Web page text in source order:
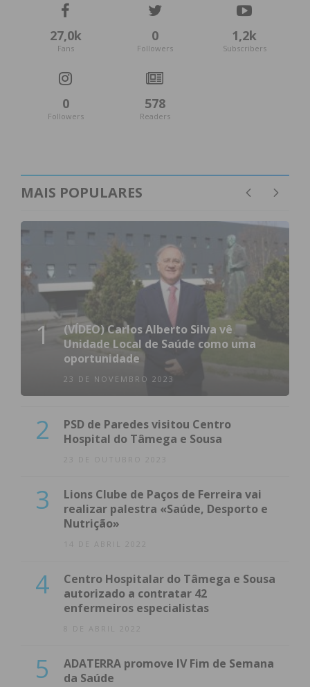
27,0k
Fans
0
Followers
1,2k
Subscribers
0
Followers
578
Readers
MAIS POPULARES
1
(VÍDEO) Carlos Alberto Silva vê
Unidade Local de Saúde como uma
oportunidade
23 DE NOVEMBRO 2023
2
PSD de Paredes visitou Centro
Hospital do Tâmega e Sousa
23 DE OUTUBRO 2023
3
Lions Clube de Paços de Ferreira vai
realizar palestra «Saúde, Desporto e
Nutrição»
14 DE ABRIL 2022
4
Centro Hospitalar do Tâmega e Sousa
autorizado a contratar 42
enfermeiros especialistas
8 DE ABRIL 2022
5
ADATERRA promove IV Fim de Semana
da Saúde